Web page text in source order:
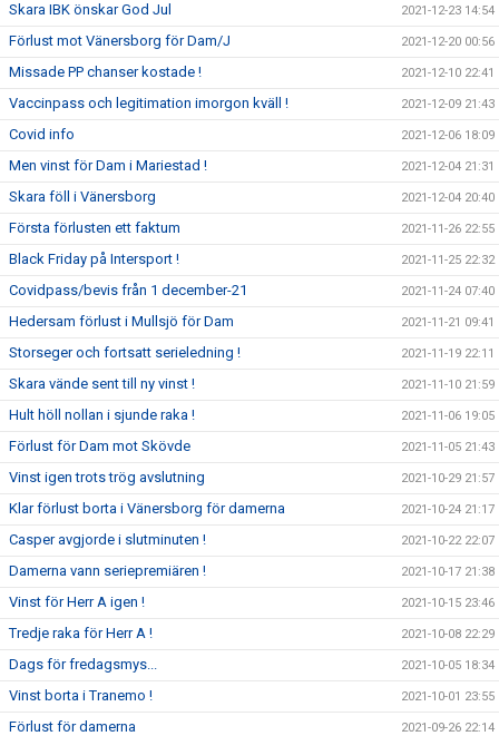
Skara IBK önskar God Jul 2021-12-23 14:54
Förlust mot Vänersborg för Dam/J 2021-12-20 00:56
Missade PP chanser kostade ! 2021-12-10 22:41
Vaccinpass och legitimation imorgon kväll ! 2021-12-09 21:43
Covid info 2021-12-06 18:09
Men vinst för Dam i Mariestad ! 2021-12-04 21:31
Skara föll i Vänersborg 2021-12-04 20:40
Första förlusten ett faktum 2021-11-26 22:55
Black Friday på Intersport ! 2021-11-25 22:32
Covidpass/bevis från 1 december-21 2021-11-24 07:40
Hedersam förlust i Mullsjö för Dam 2021-11-21 09:41
Storseger och fortsatt serieledning ! 2021-11-19 22:11
Skara vände sent till ny vinst ! 2021-11-10 21:59
Hult höll nollan i sjunde raka ! 2021-11-06 19:05
Förlust för Dam mot Skövde 2021-11-05 21:43
Vinst igen trots trög avslutning 2021-10-29 21:57
Klar förlust borta i Vänersborg för damerna 2021-10-24 21:17
Casper avgjorde i slutminuten ! 2021-10-22 22:07
Damerna vann seriepremiären ! 2021-10-17 21:38
Vinst för Herr A igen ! 2021-10-15 23:46
Tredje raka för Herr A ! 2021-10-08 22:29
Dags för fredagsmys... 2021-10-05 18:34
Vinst borta i Tranemo ! 2021-10-01 23:55
Förlust för damerna 2021-09-26 22:14